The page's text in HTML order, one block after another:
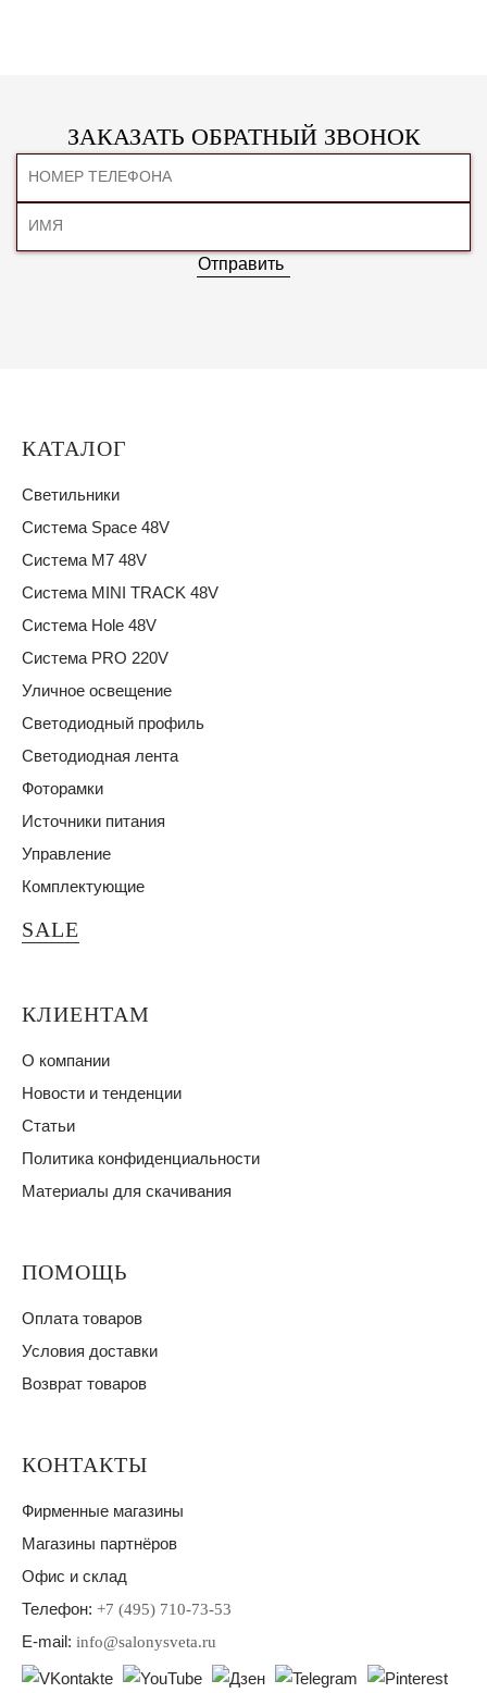
ЗАКАЗАТЬ ОБРАТНЫЙ ЗВОНОК
Отправить
КАТАЛОГ
Светильники
Система Space 48V
Система M7 48V
Система MINI TRACK 48V
Система Hole 48V
Система PRO 220V
Уличное освещение
Светодиодный профиль
Светодиодная лента
Фоторамки
Источники питания
Управление
Комплектующие
SALE
КЛИЕНТАМ
О компании
Новости и тенденции
Статьи
Политика конфиденциальности
Материалы для скачивания
ПОМОЩЬ
Оплата товаров
Условия доставки
Возврат товаров
КОНТАКТЫ
Фирменные магазины
Магазины партнёров
Офис и склад
Телефон: +7 (495) 710-73-53
E-mail: info@salonysveta.ru